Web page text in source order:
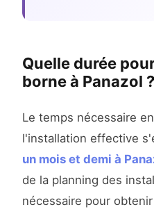
Quelle durée
borne à Panazol ?
Le temps nécessaire
l'installation effective
un mois et demi à
de la planning des
nécessaire pour